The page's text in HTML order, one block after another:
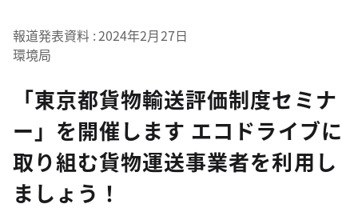
報道発表資料 2024年2月27日
環境局
「東京都貨物輸送評価制度セミナ
ー」を開催します エコドライブに
取り組む貨物運送事業者を利用し
ましょう！